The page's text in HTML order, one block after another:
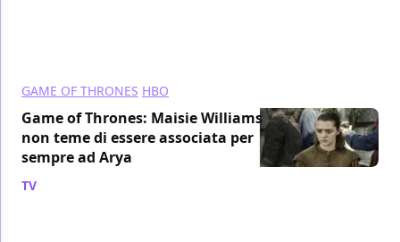
GAME OF THRONES HBO
Game of Thrones: Maisie Williams
non teme di essere associata per
sempre ad Arya
TV